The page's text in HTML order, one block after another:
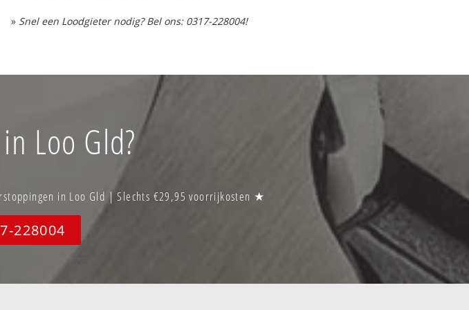
» Snel een Loodgieter nodig? Bel ons: 0317-228004!
Loo Gld?
in Loo Gld | Slechts €29,95 voorrijkosten ★
228004